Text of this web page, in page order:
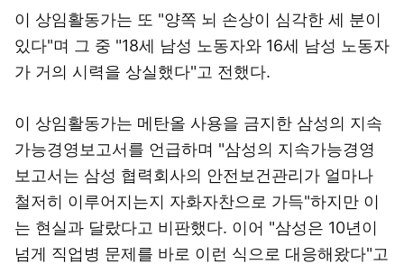
이 상임활동가는 또 "양쪽 뇌 손상이 심각한 세 분이
있다"며 그 중 "18세 남성 노동자와 16세 남성 노동자
가 거의 시력을 상실했다"고 전했다.
이 상임활동가는 메탄올 사용을 금지한 삼성의 지속
가능경영보고서를 언급하며 "삼성의 지속가능경영
보고서는 삼성 협력회사의 안전보건관리가 얼마나
철저히 이루어지는지 자화자찬으로 가득"하지만 이
는 현실과 달랐다고 비판했다. 이어 "삼성은 10년이
넘게 직업병 문제를 바로 이런 식으로 대응해왔다"고